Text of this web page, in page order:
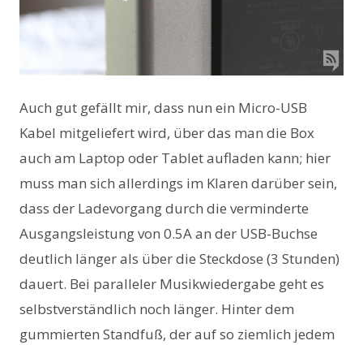
Auch gut gefällt mir, dass nun ein Micro-USB
Kabel mitgeliefert wird, über das man die Box
auch am Laptop oder Tablet aufladen kann; hier
muss man sich allerdings im Klaren darüber sein,
dass der Ladevorgang durch die verminderte
Ausgangsleistung von 0.5A an der USB-Buchse
deutlich länger als über die Steckdose (3 Stunden)
dauert. Bei paralleler Musikwiedergabe geht es
selbstverständlich noch länger. Hinter dem
gummierten Standfuß, der auf so ziemlich jedem